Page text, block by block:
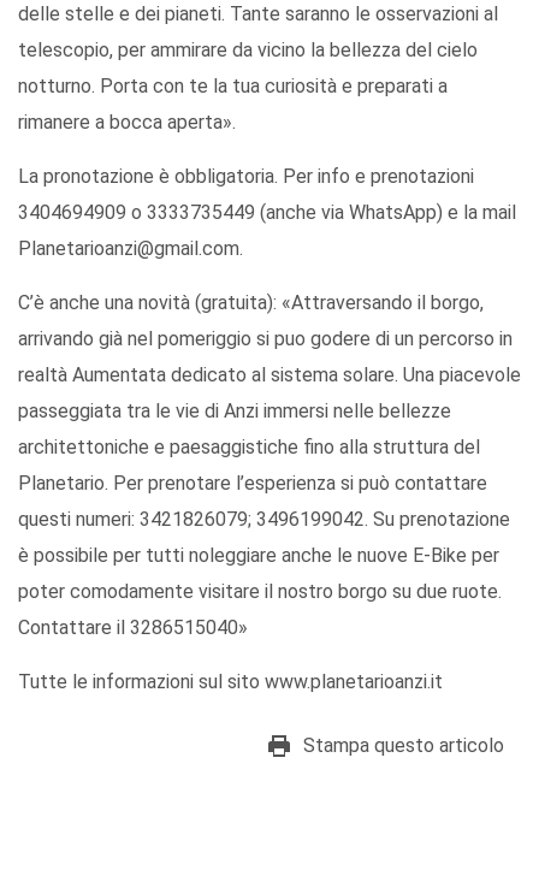
delle stelle e dei pianeti. Tante saranno le osservazioni al
telescopio, per ammirare da vicino la bellezza del cielo
notturno. Porta con te la tua curiosità e preparati a
rimanere a bocca aperta».
La pronotazione è obbligatoria. Per info e prenotazioni
3404694909 o 3333735449 (anche via WhatsApp) e la mail
Planetarioanzi@gmail.com.
C’è anche una novità (gratuita): «Attraversando il borgo,
arrivando già nel pomeriggio si puo godere di un percorso in
realtà Aumentata dedicato al sistema solare. Una piacevole
passeggiata tra le vie di Anzi immersi nelle bellezze
architettoniche e paesaggistiche fino alla struttura del
Planetario. Per prenotare l’esperienza si può contattare
questi numeri: 3421826079; 3496199042. Su prenotazione
è possibile per tutti noleggiare anche le nuove E-Bike per
poter comodamente visitare il nostro borgo su due ruote.
Contattare il 3286515040»
Tutte le informazioni sul sito www.planetarioanzi.it
Stampa questo articolo